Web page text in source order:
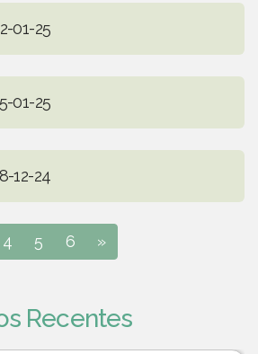
01-25
01-25
12-24
4 5 6 »
Recentes